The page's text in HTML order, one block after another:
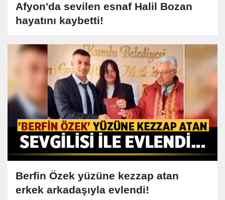
Afyon'da sevilen esnaf Halil Bozan
hayatını kaybetti!
Berfin Özek yüzüne kezzap atan
erkek arkadaşıyla evlendi!